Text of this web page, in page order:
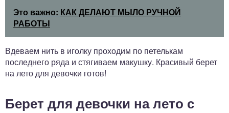
Это важно: КАК ДЕЛАЮТ МЫЛО РУЧНОЙ
РАБОТЫ
Вдеваем нить в иголку проходим по петелькам
последнего ряда и стягиваем макушку. Красивый берет
на лето для девочки готов!
Берет для девочки на лето с